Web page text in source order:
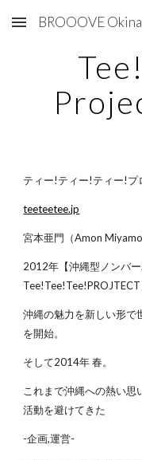
Skip to main content
BROOOVE
ティー!ティー!ティー!プ
teeteetee.jp
宮本亜門（Amon
2012年【沖縄型ノンバ
Tee!Tee!Tee!PROJTECT
沖縄の魅力を新しい形で
を開始。
そして2014年 春。
これまで沖縄への熱い
活動を避けてきた
-企画,運営-